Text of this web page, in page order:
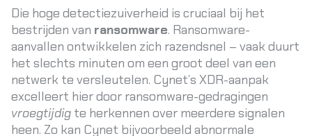
Die hoge detectiezuiverheid is cruciaal bij het
bestrijden van ransomware. Ransomware-
aanvallen ontwikkelen zich razendsnel – vaak duurt
het slechts minuten om een groot deel van een
netwerk te versleutelen. Cynet’s XDR-aanpak
excelleert hier door ransomware-gedragingen
vroegtijdig te herkennen over meerdere signalen
heen. Zo kan Cynet bijvoorbeeld abnormale